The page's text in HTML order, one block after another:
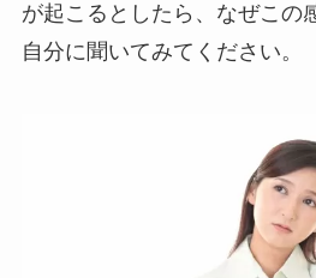
が起こるとしたら、なぜこの
自分に聞いてみてください。